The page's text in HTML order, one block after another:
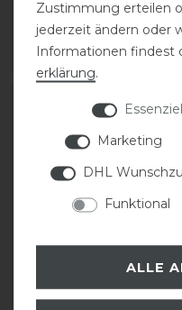
52,95 € *
ARTIKEL MERKEN
Neu
HKM Ab in den Stall Spiel
Zustimmung erteilen
jederzeit ändern oder
Informationen findest
erklärung.
Marketing
DHL
Funktional
ALLE